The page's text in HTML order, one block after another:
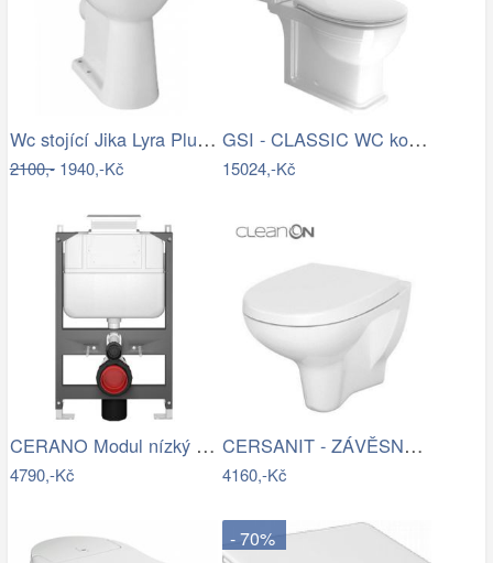
Wc stojící Jika Lyra Plus zadní odpad…
2100,-1940,-Kč
GSI - CLASSIC WC kombi, spodní/zadní…
15024,-Kč
CERANO Modul nízký pro WC závěsné Prime…
4790,-Kč
CERSANIT - ZÁVĚSNÁ WC MÍSA ARTECO NEW…
4160,-Kč
- 70%